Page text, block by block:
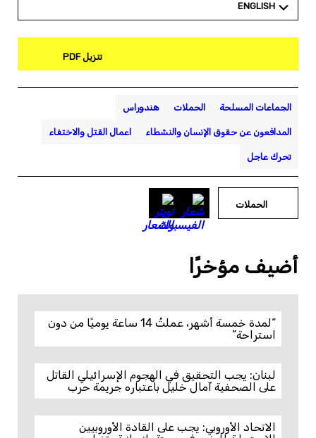
ENGLISH
تنزيل PDF
الجماعات المسلحة الحملات هندوراس
المدافعون عن حقوق الإنسان والنشطاء اعمال القتل والاختفاء
تحرك عاجل
الحملات
أضيف مؤخرًا
“لمدة خمسة أشهر، عملتُ 14 ساعة يوميًا من دون
استراحة”
لبنان: يجب التحقيق في الهجوم الإسرائيلي القاتل
على الصحفية آمال خليل باعتباره جريمة حرب
الاتحاد الأوروبي: يجب على القادة الأوروبيين